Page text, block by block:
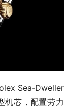
Sea-Dweller
机芯，配置劳力